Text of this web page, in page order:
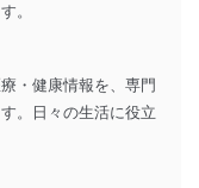
、トラブル対
イバシーポリシ
利用目的達成の
ては保有個人デ
あり、下記4.の
。
・健康情報を、専門
。日々の生活に役立